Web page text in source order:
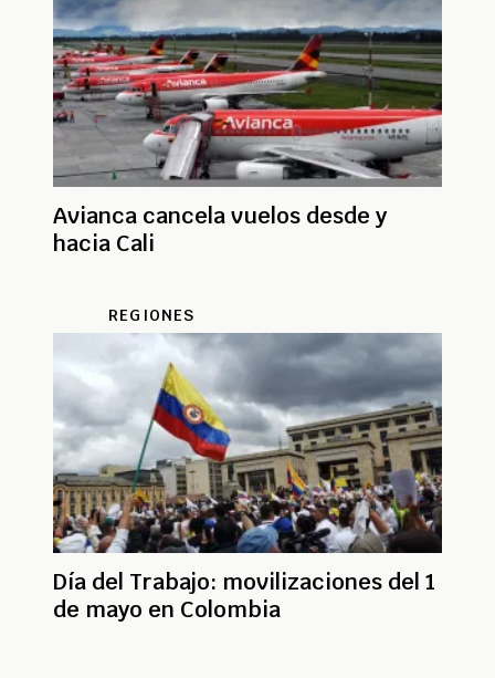
Avianca cancela vuelos desde y
hacia Cali
REGIONES
Día del Trabajo: movilizaciones del 1
de mayo en Colombia